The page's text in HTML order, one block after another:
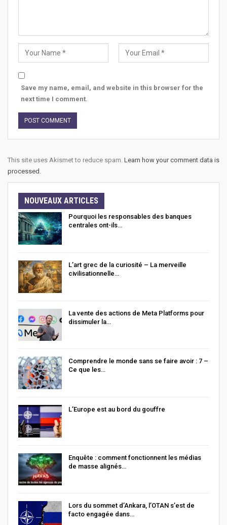
Save my name, email, and website in this browser for the
next time I comment.
This site uses Akismet to reduce spam. Learn how your comment data is
processed.
NOUVEAUX ARTICLES
Pourquoi les responsables des banques
centrales ont-ils…
L’art grec de la curiosité – La merveille
civilisationnelle…
La vente des actions de Meta Platforms pour
dissimuler la…
Comprendre le monde sans se faire avoir : 7 –
Ce que les…
L’Europe est au bord du gouffre
Enquête : comment fonctionnent les médias
de masse alignés…
Lors du sommet d’Ankara, l’OTAN s’est de
facto engagée dans…